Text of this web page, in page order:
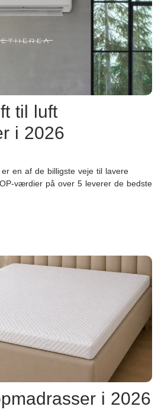
til luft
i 2026
en af de billigste veje til lavere
værdier på over 5 leverer de bedste
i 2026